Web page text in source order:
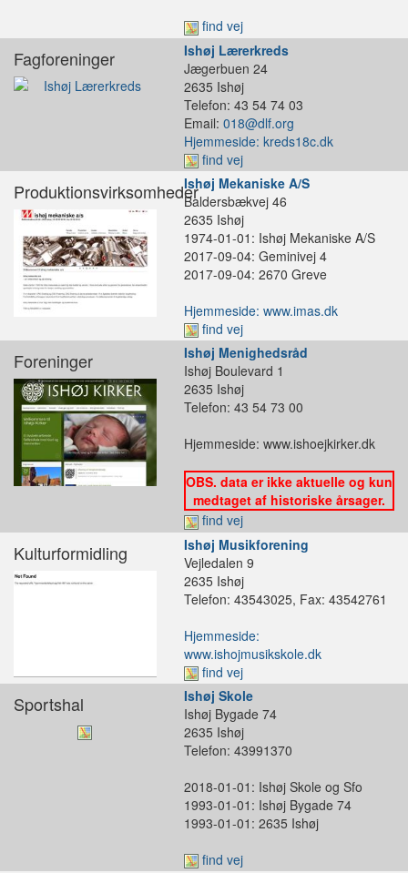
find vej
Fagforeninger
Ishøj Lærerkreds
Jægerbuen 24
2635 Ishøj
Telefon: 43 54 74 03
Email: 018@dlf.org
Hjemmeside: kreds18c.dk
find vej
ProduktionsvirksomhederIshøj Mekaniske A/S
Baldersbækvej 46
2635 Ishøj
1974-01-01: Ishøj Mekaniske A/S
2017-09-04: Geminivej 4
2017-09-04: 2670 Greve
Hjemmeside: www.imas.dk
find vej
Foreninger
Ishøj Menighedsråd
Ishøj Boulevard 1
2635 Ishøj
Telefon: 43 54 73 00
Hjemmeside: www.ishoejkirker.dk
OBS. data er ikke aktuelle og kun
medtaget af historiske årsager.
find vej
Kulturformidling
Ishøj Musikforening
Vejledalen 9
2635 Ishøj
Telefon: 43543025, Fax: 43542761
Hjemmeside:
www.ishojmusikskole.dk
find vej
Sportshal
Ishøj Skole
Ishøj Bygade 74
2635 Ishøj
Telefon: 43991370
2018-01-01: Ishøj Skole og Sfo
1993-01-01: Ishøj Bygade 74
1993-01-01: 2635 Ishøj
find vej